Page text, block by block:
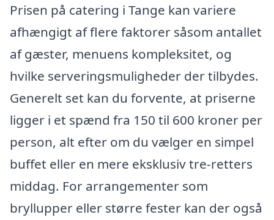
Prisen på catering i Tange kan variere
afhængigt af flere faktorer såsom antallet
af gæster, menuens kompleksitet, og
hvilke serveringsmuligheder der tilbydes.
Generelt set kan du forvente, at priserne
ligger i et spænd fra 150 til 600 kroner per
person, alt efter om du vælger en simpel
buffet eller en mere eksklusiv tre-retters
middag. For arrangementer som
bryllupper eller større fester kan der også